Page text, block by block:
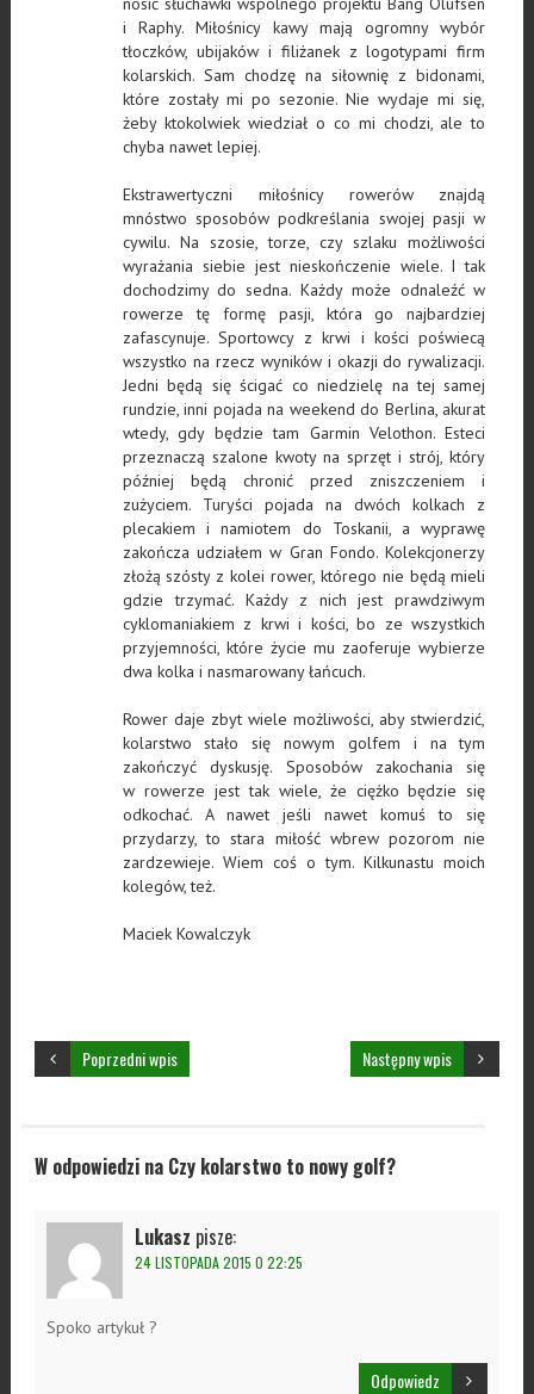
i Raphy. Miłośnicy kawy mają ogromny wybór
tłoczków, ubijaków i filiżanek z logotypami firm
kolarskich. Sam chodzę na siłownię z bidonami,
które zostały mi po sezonie. Nie wydaje mi się,
żeby ktokolwiek wiedział o co mi chodzi, ale to
chyba nawet lepiej.
Ekstrawertyczni miłośnicy rowerów znajdą
mnóstwo sposobów podkreślania swojej pasji w
cywilu. Na szosie, torze, czy szlaku możliwości
wyrażania siebie jest nieskończenie wiele. I tak
dochodzimy do sedna. Każdy może odnaleźć w
rowerze tę formę pasji, która go najbardziej
zafascynuje. Sportowcy z krwi i kości poświecą
wszystko na rzecz wyników i okazji do rywalizacji.
Jedni będą się ścigać co niedzielę na tej samej
rundzie, inni pojada na weekend do Berlina, akurat
wtedy, gdy będzie tam Garmin Velothon. Esteci
przeznaczą szalone kwoty na sprzęt i strój, który
później będą chronić przed zniszczeniem i
zużyciem. Turyści pojada na dwóch kolkach z
plecakiem i namiotem do Toskanii, a wyprawę
zakończa udziałem w Gran Fondo. Kolekcjonerzy
złożą szósty z kolei rower, którego nie będą mieli
gdzie trzymać. Każdy z nich jest prawdziwym
cyklomaniakiem z krwi i kości, bo ze wszystkich
przyjemności, które życie mu zaoferuje wybierze
dwa kolka i nasmarowany łańcuch.
Rower daje zbyt wiele możliwości, aby stwierdzić,
kolarstwo stało się nowym golfem i na tym
zakończyć dyskusję. Sposobów zakochania się
w rowerze jest tak wiele, że ciężko będzie się
odkochać. A nawet jeśli nawet komuś to się
przydarzy, to stara miłość wbrew pozorom nie
zardzewieje. Wiem coś o tym. Kilkunastu moich
kolegów, też.
Maciek Kowalczyk
Następny wpis
Poprzedni wpis
W odpowiedzi na Czy kolarstwo to nowy golf?
Lukasz pisze:
24 LISTOPADA 2015 O 22:25
Spoko artykuł ?
Odpowiedz